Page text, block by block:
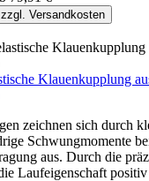
Versandkosten
Klauenkupplung
zeichnen sich durch
Schwungmomente
aus. Durch die
Laufeigenschaft